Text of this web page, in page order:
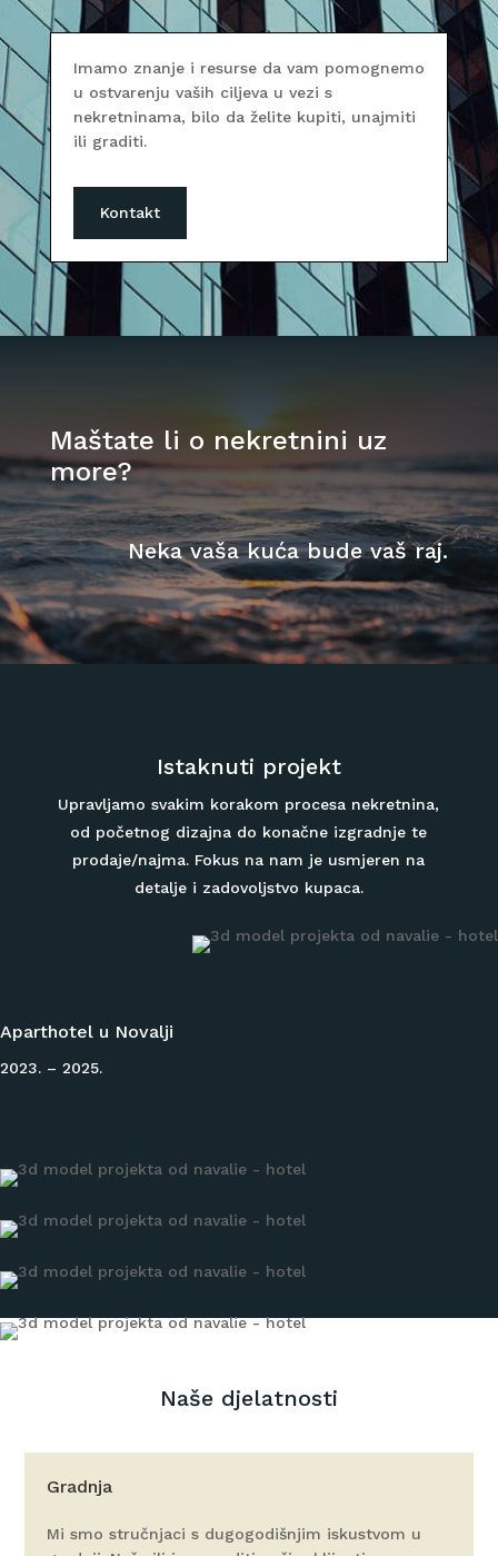
Imamo znanje i resurse da vam pomognemo
u ostvarenju vaših ciljeva u vezi s
nekretninama, bilo da želite kupiti, unajmiti
ili graditi.
Kontakt
Maštate li o nekretnini uz
more?
Neka vaša kuća bude vaš raj.
Istaknuti projekt
Upravljamo svakim korakom procesa nekretnina,
od početnog dizajna do konačne izgradnje te
prodaje/najma. Fokus na nam je usmjeren na
detalje i zadovoljstvo kupaca.
Aparthotel u Novalji
2023. – 2025.
Naše djelatnosti
Gradnja
Mi smo stručnjaci s dugogodišnjim iskustvom u